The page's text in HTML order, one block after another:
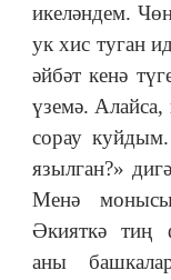
икеләндем.
ук хис туган
әйбәт кенә
үземә.
сорау
язылган?»
Менә
Әкияткә тиң
аны